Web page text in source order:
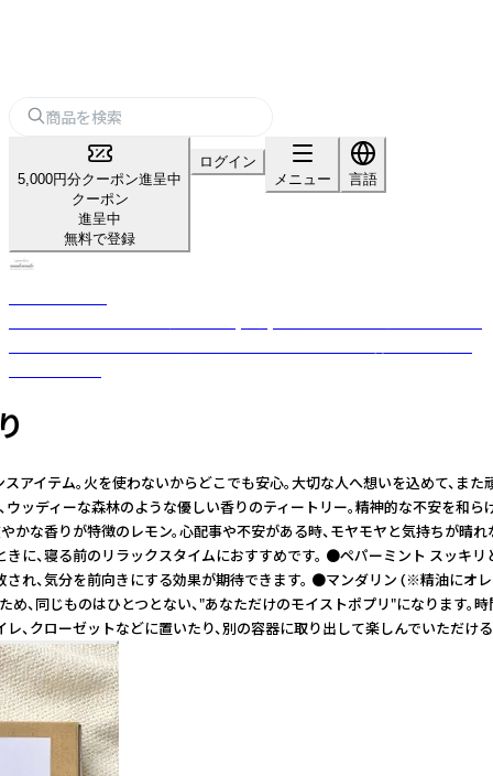
5,000円分クーポン進呈中
クーポン
進呈中
無料で登録
ログイン
メニュー
言語
テム。火を使わないからどこでも安心。大切な人へ想いを込め
ィーな森林のような優しい香りのティートリー。精神的な不安
りが特徴のレモン。心配事や不安がある時、モヤモヤと気持ち
寝る前のリラックスタイムにおすすめです。 ●ペパーミント ス
気分を前向きにする効果が期待できます。 ●マンダリン (※精油
じものはひとつとない、"あなただけのモイストポプリ"になりま
、クローゼットなどに置いたり、別の容器に取り出して楽しんでいただけ